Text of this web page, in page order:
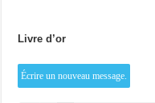
Livre d’or